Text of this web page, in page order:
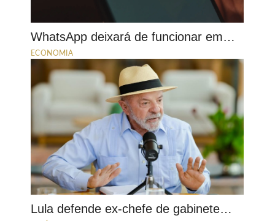
WhatsApp deixará de funcionar em…
ECONOMIA
Lula defende ex-chefe de gabinete…